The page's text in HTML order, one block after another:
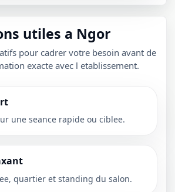
utiles a Ngor
pour cadrer votre besoin avant de
exacte avec l etablissement.
une seance rapide ou ciblee.
quartier et standing du salon.